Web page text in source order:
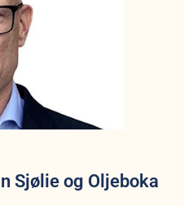
Sjølie og Oljeboka